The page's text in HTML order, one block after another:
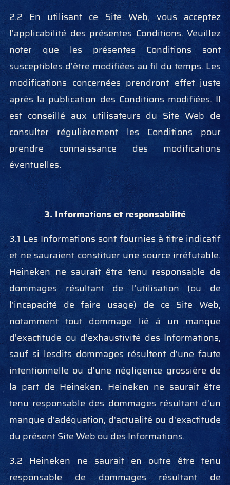
2.2 En utilisant ce Site Web, vous acceptez
l'applicabilité des présentes Conditions. Veuillez
noter que les présentes Conditions sont
susceptibles d'être modifiées au fil du temps. Les
modifications concernées prendront effet juste
après la publication des Conditions modifiées. Il
est conseillé aux utilisateurs du Site Web de
consulter régulièrement les Conditions pour
prendre connaissance des modifications
éventuelles.
3. Informations et responsabilité
3.1 Les Informations sont fournies à titre indicatif
et ne sauraient constituer une source irréfutable.
Heineken ne saurait être tenu responsable de
dommages résultant de l'utilisation (ou de
l'incapacité de faire usage) de ce Site Web,
notamment tout dommage lié à un manque
d'exactitude ou d'exhaustivité des Informations,
sauf si lesdits dommages résultent d'une faute
intentionnelle ou d'une négligence grossière de
la part de Heineken. Heineken ne saurait être
tenu responsable des dommages résultant d'un
manque d'adéquation, d'actualité ou d'exactitude
du présent Site Web ou des Informations.
3.2 Heineken ne saurait en outre être tenu
responsable de dommages résultant de